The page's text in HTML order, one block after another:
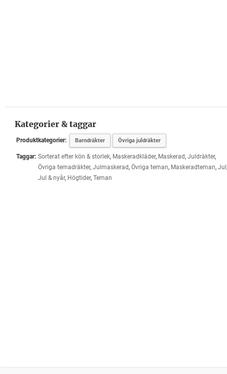
Kategorier & taggar
Produktkategorier: Barndräkter Övriga juldräkter
Taggar: Sorterat efter kön & storlek, Maskeradkläder, Maskerad, Juldräkter,
Övriga temadräkter, Julmaskerad, Övriga teman, Maskeradteman, Jul ,
Jul & nyår, Högtider, Teman